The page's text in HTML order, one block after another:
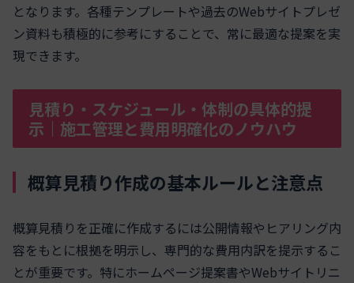
となります。各種テンプレートや過去のWebサイトプレゼ
ン資料も積極的に参考にすることで、常に最適な提案を実
現できます。
見積り・スケジュール・体制の具体的提
示｜施工管理と費用明確化のノウハウ
概算見積り作成の基本ルールと注意点
概算見積りを正確に作成するには公開情報やヒアリング内
容をもとに根拠を明示し、専門的な費用内訳を提示するこ
とが重要です。特にホームページ提案書やWebサイトリニ